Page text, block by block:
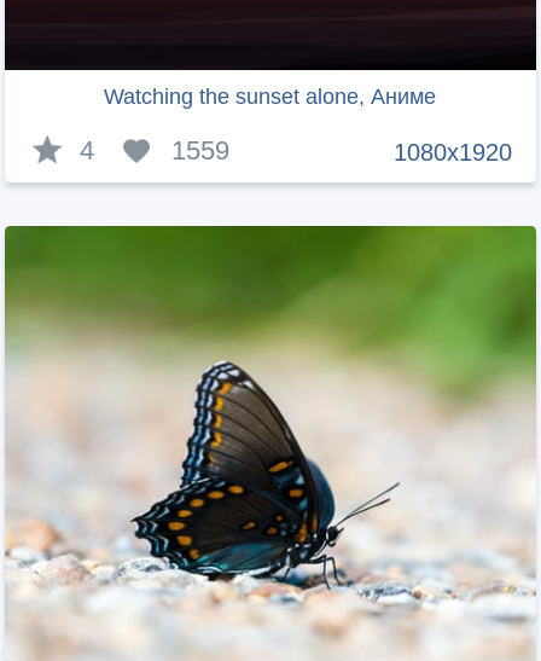
Watching the sunset alone, Аниме
1080x1920
4 1559